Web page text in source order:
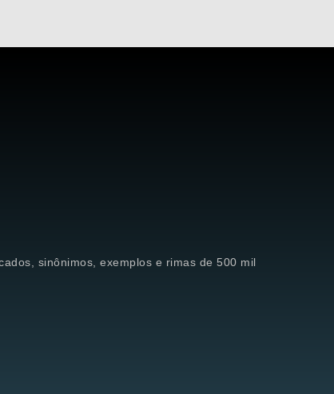
sinônimos, exemplos e rimas de 500 mil